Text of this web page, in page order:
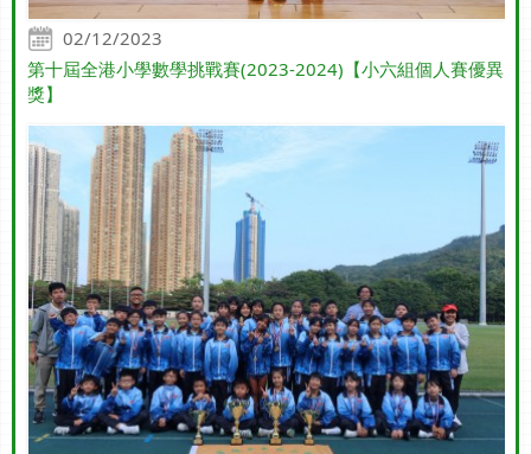
02/12/2023
第十屆全港小學數學挑戰賽(2023-2024)【小六組個人賽優異
獎】